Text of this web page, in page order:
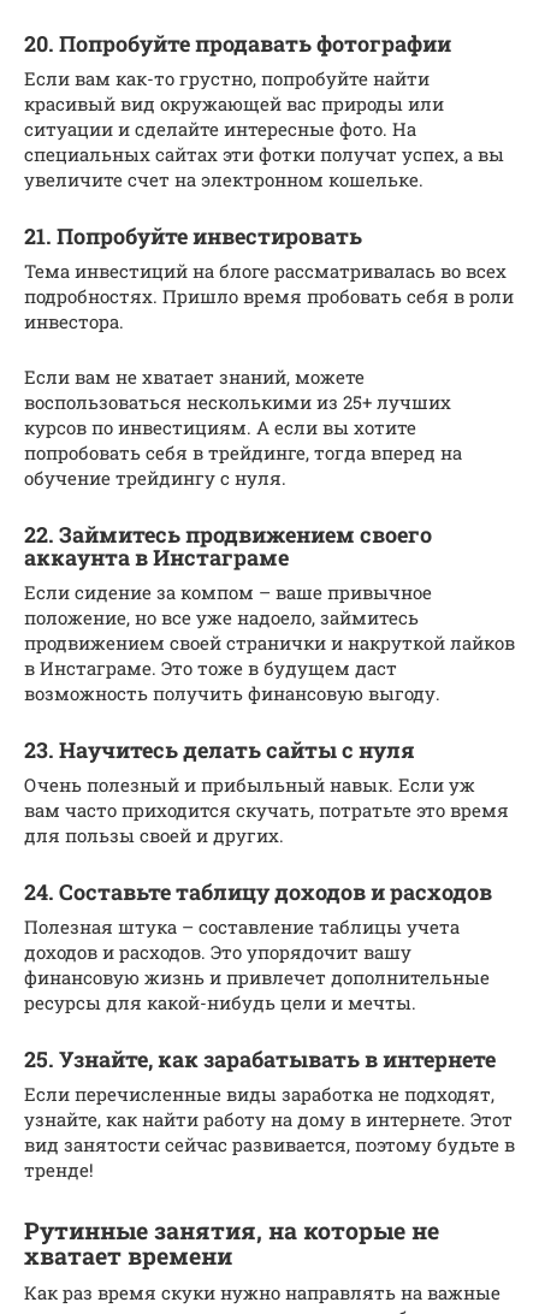
20. Попробуйте продавать фотографии
Если вам как-то грустно, попробуйте найти
красивый вид окружающей вас природы или
ситуации и сделайте интересные фото. На
специальных сайтах эти фотки получат успех, а вы
увеличите счет на электронном кошельке.
21. Попробуйте инвестировать
Тема инвестиций на блоге рассматривалась во всех
подробностях. Пришло время пробовать себя в роли
инвестора.
Если вам не хватает знаний, можете
воспользоваться несколькими из 25+ лучших
курсов по инвестициям. А если вы хотите
попробовать себя в трейдинге, тогда вперед на
обучение трейдингу с нуля.
22. Займитесь продвижением своего
аккаунта в Инстаграме
Если сидение за компом – ваше привычное
положение, но все уже надоело, займитесь
продвижением своей странички и накруткой лайков
в Инстаграме. Это тоже в будущем даст
возможность получить финансовую выгоду.
23. Научитесь делать сайты с нуля
Очень полезный и прибыльный навык. Если уж
вам часто приходится скучать, потратьте это время
для пользы своей и других.
24. Составьте таблицу доходов и расходов
Полезная штука – составление таблицы учета
доходов и расходов. Это упорядочит вашу
финансовую жизнь и привлечет дополнительные
ресурсы для какой-нибудь цели и мечты.
25. Узнайте, как зарабатывать в интернете
Если перечисленные виды заработка не подходят,
узнайте, как найти работу на дому в интернете. Этот
вид занятости сейчас развивается, поэтому будьте в
тренде!
Рутинные занятия, на которые не
хватает времени
Как раз время скуки нужно направлять на важные